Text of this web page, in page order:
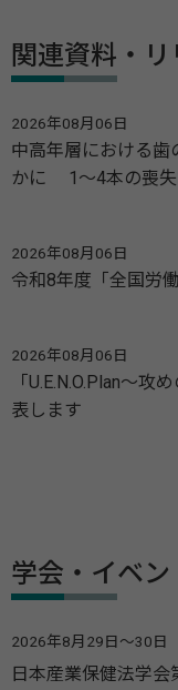
関連資料・リ
2026年08月06日
中高年層における歯
かに 1～4本の喪失
2026年08月06日
令和8年度「全国労
2026年08月06日
「U.E.N.O.Plan～
表します
学会・イベン
2026年8月29日～30日
日本産業保健法学